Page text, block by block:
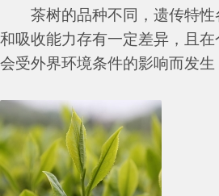
茶树的品种不同，遗传特性
和吸收能力存有一定差异，且
会受外界环境条件的影响而发生